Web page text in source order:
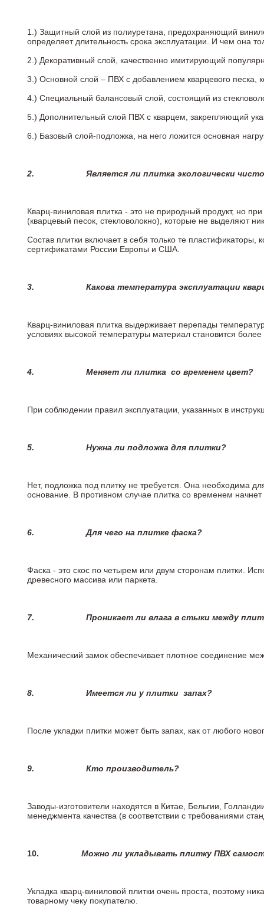
1.) Защитный слой из полиуретана, предохраняющий
определяет длительность срока эксплуатации. И чем она
2.) Декоративный слой, качественно имитирующий
3.) Основной слой – ПВХ с добавлением кварцевого песка,
4.) Специальный балансовый слой, состоящий из
5.) Дополнительный слой ПВХ с кварцем, закрепляющий
6.) Базовый слой-подложка, на него ложится основная
2. Является ли плитка экологически
Кварц-виниловая плитка - это не природный продукт, но
(кварцевый песок, стекловолокно), которые не выделяют
Состав плитки включает в себя только те
сертификатами России Европы и США.
3. Какова температура эксплуатации
Кварц-виниловая плитка выдерживает перепады
условиях высокой температуры материал становится
4. Меняет ли плитка со временем цвет?
При соблюдении правил эксплуатации, указанных в
5. Нужна ли подложка для плитки?
Нет, подложка под плитку не требуется. Она необходима
основание. В противном случае плитка со временем
6.Для чего на плитке фаска?
Фаска - это скос по четырем или двум сторонам плитки.
древесного массива или паркета.
7. Проникает ли влага в стыки между
Механический замок обеспечивает плотное соединение
8. Имеется ли у плитки запах?
После укладки плитки может быть запах, как от любого
9. Кто производитель?
Заводы-изготовители находятся в Китае, Бельгии,
менеджмента качества (в соответствии с требованиями
10. Можно ли укладывать плитку ПВХ
Укладка кварц-виниловой плитки очень проста, поэтому
товарному чеку покупателю.